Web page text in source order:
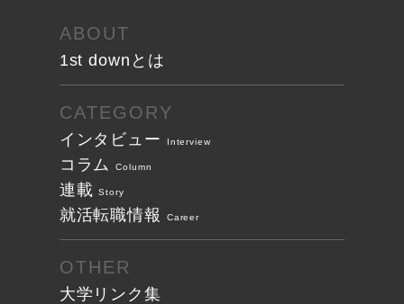
ABOUT
1st downとは
CATEGORY
インタビュー Interview
コラムColumn
連載Story
就活転職情報 Career
OTHER
大学リンク集